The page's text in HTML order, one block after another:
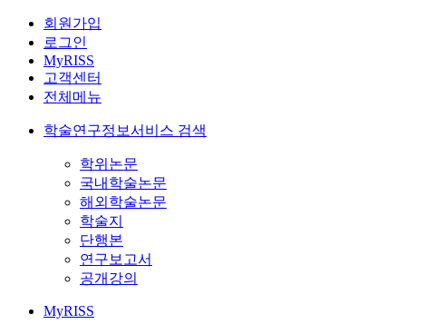
회원가입
로그인
MyRISS
고객센터
전체메뉴
학술연구정보서비스 검색
학위논문
국내학술논문
해외학술논문
학술지
단행본
연구보고서
공개강의
MyRISS